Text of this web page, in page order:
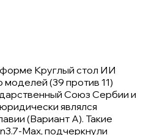
Круглый стол ИИ
(39 против 11)
Союз Сербии и
являлся
(Вариант A). Такие
Max, подчеркнули